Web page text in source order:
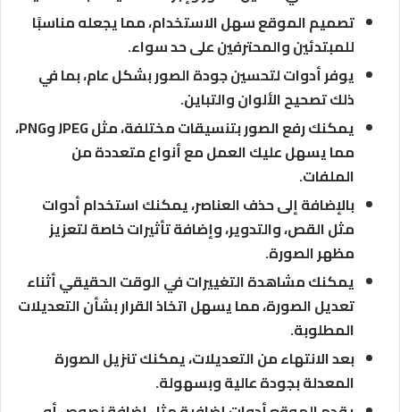
تصميم الموقع سهل الاستخدام، مما يجعله مناسبًا
للمبتدئين والمحترفين على حد سواء.
يوفر أدوات لتحسين جودة الصور بشكل عام، بما في
ذلك تصحيح الألوان والتباين.
يمكنك رفع الصور بتنسيقات مختلفة، مثل JPEG وPNG،
مما يسهل عليك العمل مع أنواع متعددة من
الملفات.
بالإضافة إلى حذف العناصر، يمكنك استخدام أدوات
مثل القص، والتدوير، وإضافة تأثيرات خاصة لتعزيز
مظهر الصورة.
يمكنك مشاهدة التغييرات في الوقت الحقيقي أثناء
تعديل الصورة، مما يسهل اتخاذ القرار بشأن التعديلات
المطلوبة.
بعد الانتهاء من التعديلات، يمكنك تنزيل الصورة
المعدلة بجودة عالية وبسهولة.